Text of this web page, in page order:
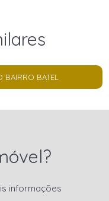
BAIRRO BATEL
informações